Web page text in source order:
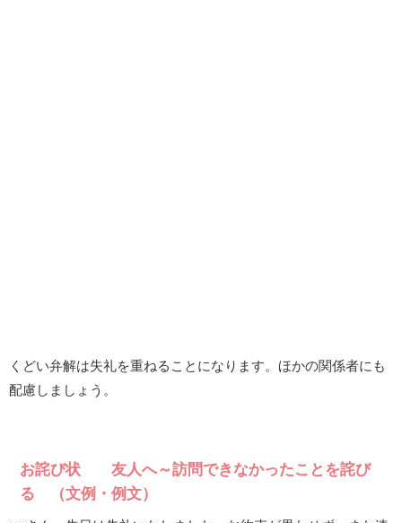
くどい弁解は失礼を重ねることになります。ほかの関係者にも
配慮しましょう。
お詫び状 友人へ～訪問できなかったことを詫び
る （文例・例文）